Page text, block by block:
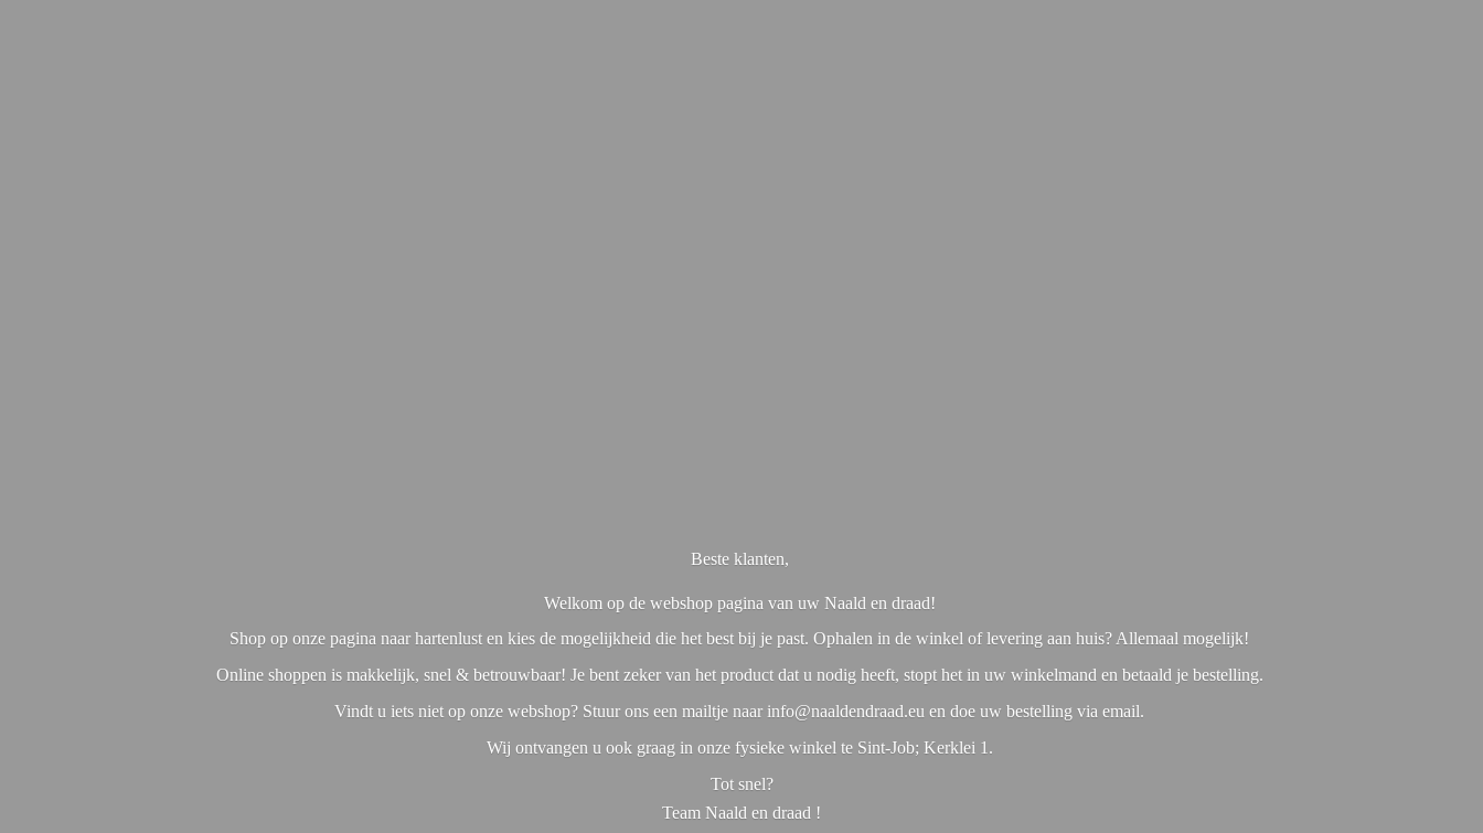
Beste klanten,
Welkom op de webshop pagina van uw Naald en draad!
Shop op onze pagina naar hartenlust en kies de mogelijkheid die het best bij je past. Ophalen in de winkel of levering aan huis? Allemaal mogelijk!
Online shoppen is makkelijk, snel & betrouwbaar! Je bent zeker van het product dat u nodig heeft, stopt het in uw winkelmand en betaald je bestelling.
Vindt u iets niet op onze webshop? Stuur ons een mailtje naar info@naaldendraad.eu en doe uw bestelling via email.
Wij ontvangen u ook graag in onze fysieke winkel te Sint-Job; Kerklei 1.
Tot snel?
Team Naald en draad !